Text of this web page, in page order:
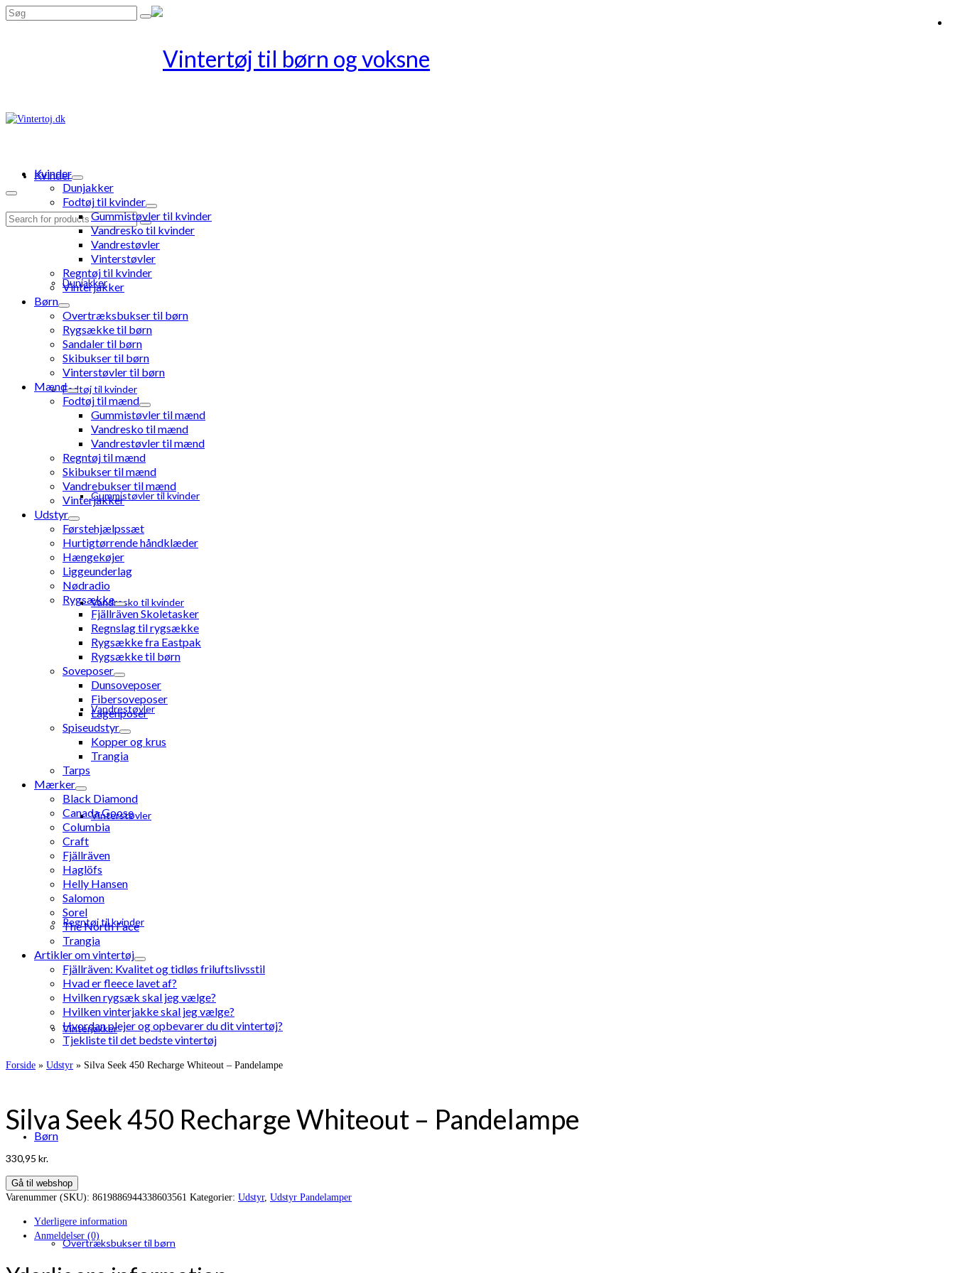
Search
Kvinder
Dunjakker
Fodtøj til kvinder
Gummistøvler til kvinder
Vandresko til kvinder
Vandrestøvler
Vinterstøvler
Regntøj til kvinder
Vinterjakker
Børn
Overtræksbukser til børn
Search
Kvinder
Dunjakker
Fodtøj til kvinder
Gummistøvler til kvinder
Vandresko til kvinder
Vandrestøvler
Vinterstøvler
Regntøj til kvinder
Vinterjakker
Børn
Overtræksbukser til børn
Rygsække til børn
Sandaler til børn
Skibukser til børn
Vinterstøvler til børn
Mænd
Fodtøj til mænd
Gummistøvler til mænd
Vandresko til mænd
Vandrestøvler til mænd
Regntøj til mænd
Skibukser til mænd
Vandrebukser til mænd
Vinterjakker
Udstyr
Førstehjælpssæt
Hurtigtørrende håndklæder
Hængekøjer
Liggeunderlag
Nødradio
Rygsække
Fjällräven Skoletasker
Regnslag til rygsække
Rygsække fra Eastpak
Rygsække til børn
Soveposer
Dunsoveposer
Fibersoveposer
Lagenposer
Spiseudstyr
Kopper og krus
Trangia
Tarps
Mærker
Black Diamond
Canada Goose
Columbia
Craft
Fjällräven
Haglöfs
Helly Hansen
Salomon
Sorel
The North Face
Trangia
Artikler om vintertøj
Fjällräven: Kvalitet og tidløs friluftslivsstil
Hvad er fleece lavet af?
Hvilken rygsæk skal jeg vælge?
Hvilken vinterjakke skal jeg vælge?
Hvordan plejer og opbevarer du dit vintertøj?
Tjekliste til det bedste vintertøj
Forside » Udstyr » Silva Seek 450 Recharge Whiteout – Pandelampe
Silva Seek 450 Recharge Whiteout – Pandelampe
330,95 kr.
Gå til webshop
Varenummer (SKU): 8619886944338603561 Kategorier: Udstyr, Udstyr Pandelamper
Yderligere information
Anmeldelser (0)